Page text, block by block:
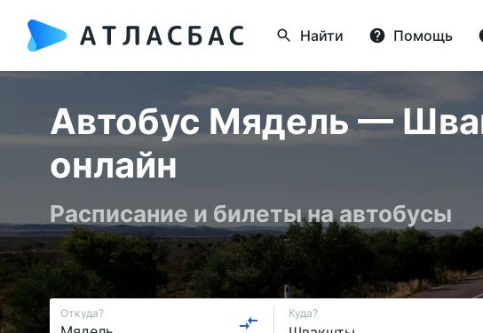
Найти Помощь
Автобус Мядель —
онлайн
Расписание и билеты на автобусы
Откуда? Куда?